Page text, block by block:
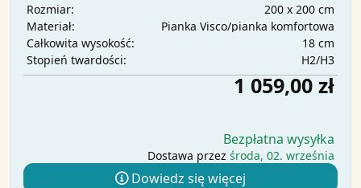
Rozmiar:
200 x 200 cm
Materiał:
Pianka Visco/pianka komfortowa
Całkowita wysokość:
18 cm
Stopień twardości:
H2/H3
1 059,00 zł
Bezpłatna wysyłka
Dostawa przez środa, 02. września
Dowiedz się więcej